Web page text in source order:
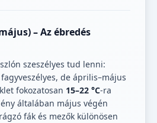
– Az ébredés
szeszélyes tud lenni:
de április–május
fokozatosan 15–22 °C-ra
általában május végén
fák és mezők különösen